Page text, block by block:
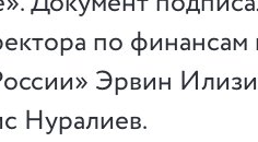
по
Эрвин
Нуралиев.